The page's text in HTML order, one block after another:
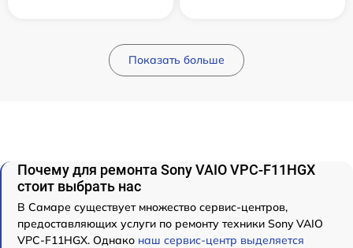
Показать больше
Почему для ремонта Sony VAIO VPC-F11HGX
стоит выбрать нас
В Самаре существует множество сервис-центров,
предоставляющих услуги по ремонту техники Sony VAIO
VPC-F11HGX. Однако наш сервис-центр выделяется